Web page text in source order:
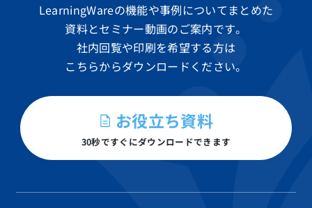
LearningWareの機能や事例についてまとめた
資料とセミナー動画のご案内です。
社内回覧や印刷を希望する方は
こちらからダウンロードください。
お役立ち資料
30秒ですぐにダウンロードできます